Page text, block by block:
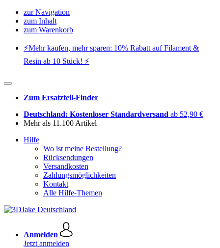
zur Navigation
zum Inhalt
zum Warenkorb
⚡️Mehr kaufen, mehr sparen: 10% Rabatt auf Filament &
Resin ab 10 Stück! ⚡️
Zum Ersatzteil-Finder
Deutschland: Kostenloser Standardversand ab 52,90 €
Mehr als 11.100 Artikel
Hilfe
Wo ist meine Bestellung?
Rücksendungen
Versandkosten
Zahlungsmöglichkeiten
Kontakt
Alle Hilfe-Themen
Anmelden
Jetzt anmelden